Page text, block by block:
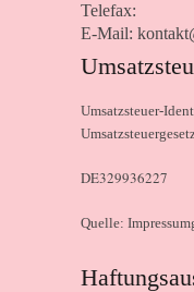
Telefax:
E-Mail:
Umsatzsteuer-
DE329936227
Quelle: